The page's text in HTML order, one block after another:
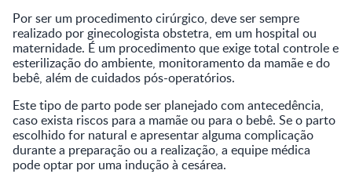
Por ser um procedimento cirúrgico, deve ser sempre
realizado por ginecologista obstetra, em um hospital ou
maternidade. É um procedimento que exige total controle e
esterilização do ambiente, monitoramento da mamãe e do
bebê, além de cuidados pós-operatórios.
Este tipo de parto pode ser planejado com antecedência,
caso exista riscos para a mamãe ou para o bebê. Se o parto
escolhido for natural e apresentar alguma complicação
durante a preparação ou a realização, a equipe médica
pode optar por uma indução à cesárea.